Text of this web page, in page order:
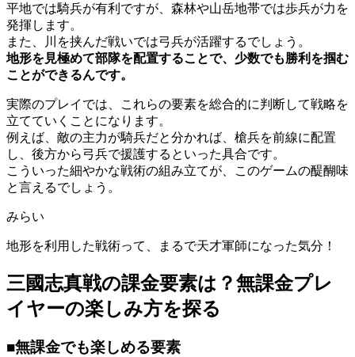
平地では騎兵が有利ですが、森林や山岳地帯では歩兵が力を
発揮します。
また、川を挟んだ戦いでは弓兵が活躍するでしょう。
地形を見極めて部隊を配置することで、少数でも勝利を掴む
ことができるんです。
実際のプレイでは、これらの要素を総合的に判断して戦略を
立てていくことになります。
例えば、敵の主力が騎兵だと分かれば、槍兵を前線に配置
し、後方から弓兵で援護するといった具合です。
こういった細やかな戦術の組み立てが、このゲームの醍醐味
と言えるでしょう。
みらい
地形を利用した戦術って、まるで天才軍師になった気分！
三國志真戦の課金要素は？無課金プレ
イヤーの楽しみ方を探る
■無課金でも楽しめる要素